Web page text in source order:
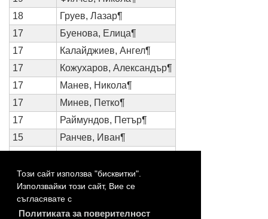
Този сайт използва "бисквитки".
Използвайки този сайт, Вие се
съгласявате с
Политиката за поверителност
18
Груев, Лазар¶
17
Буенова, Елица¶
17
Калайджиев, Ангел¶
17
Кожухаров, Александър¶
17
Манев, Никола¶
17
Минев, Петко¶
17
Раймундов, Петър¶
15
Ранчев, Иван¶
13
Маринова, Гергана¶
13
Марков, Румен¶